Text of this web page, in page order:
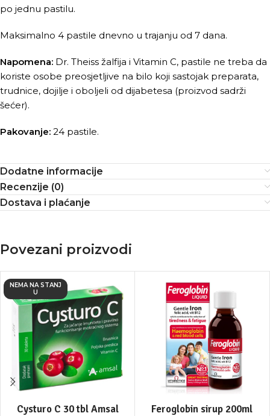
po jednu pastilu.
Maksimalno 4 pastile dnevno u trajanju od 7 dana.
Napomena: Dr. Theiss žalfija i Vitamin C, pastile ne treba da
koriste osobe preosjetljive na bilo koji sastojak preparata,
trudnice, dojilje i oboljeli od dijabetesa (proizvod sadrži
šećer).
Pakovanje: 24 pastile.
Dodatne informacije
Recenzije (0)
Dostava i plaćanje
Povezani proizvodi
NEMA NA STANJ
U
Cysturo C 30 tbl Amsal
Feroglobin sirup 200ml